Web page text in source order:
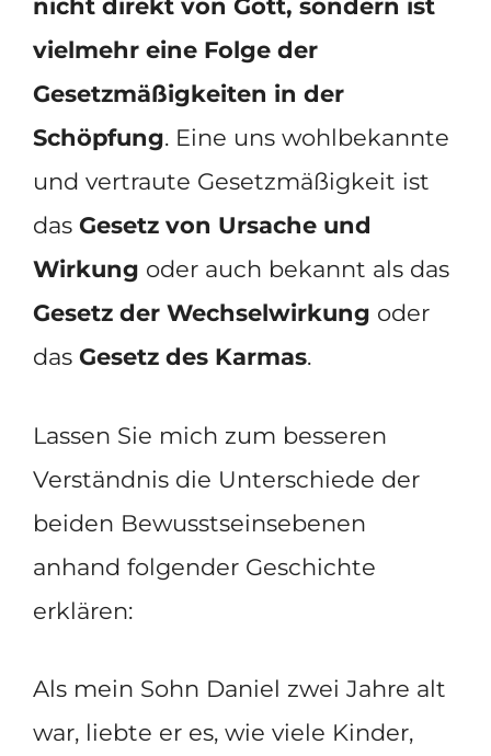
nicht direkt von Gott, sondern ist
vielmehr eine Folge der
Gesetzmäßigkeiten in der
Schöpfung. Eine uns wohlbekannte
und vertraute Gesetzmäßigkeit ist
das Gesetz von Ursache und
Wirkung oder auch bekannt als das
Gesetz der Wechselwirkung oder
das Gesetz des Karmas.
Lassen Sie mich zum besseren
Verständnis die Unterschiede der
beiden Bewusstseinsebenen
anhand folgender Geschichte
erklären:
Als mein Sohn Daniel zwei Jahre alt
war, liebte er es, wie viele Kinder,